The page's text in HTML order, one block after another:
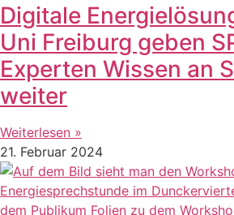
Digitale
Uni Freiburg geben
Experten Wissen an
weiter
Weiterlesen »
21. Februar 2024